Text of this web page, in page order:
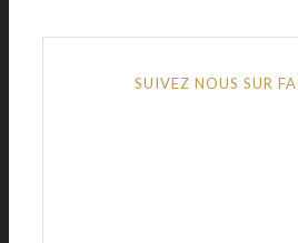
SUIVEZ NOUS SUR